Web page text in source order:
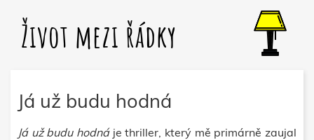
Život mezi řádky
Já už budu hodná
Já už budu hodnáje thriller, který mě primárně zaujal